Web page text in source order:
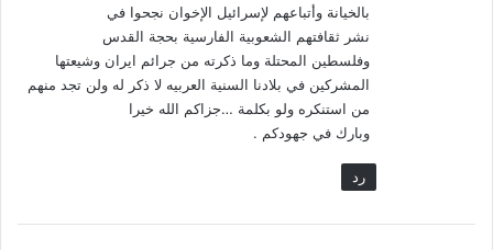
وإذا صعد منسوب المشاعر انخفض مستوى العقل. هنا يتلقى الإنسان
المعلومات دون غربلة ودون وعي ليمسي أداة شر بيد إيران دون أن
حركة باتت مكشفة
مثل هذه الحركات القديمة ماعادت تنطلي على العرب إلا من له
ارتباط مع إيران مسبق أو من يحاول دغدغة الجيب الإيراني ومن لا
بالخيانة وأتباعهم لإسرائيل الإخوان نجحوا في
نشر ثقافتهم الشعوبية الفارسية بحجة القدس
وفلسطين المحتلة وما ذكرته من جرائم ايران وشيعتها
المشركين في بلادنا السنية العربيه لا ذكر له ولن تجد منهم
من استنكره ولو بكلمة …جزاكم الله خيرا
وبارك في جهودكم .
رد